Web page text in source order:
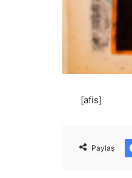
[afis]
Paylaş